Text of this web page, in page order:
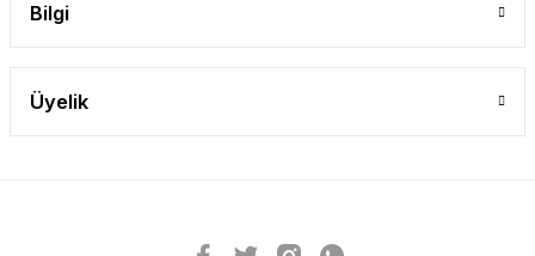
Bilgi
Üyelik